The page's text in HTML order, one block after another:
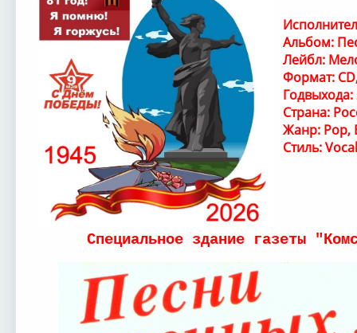
Альбом:
Лейбл:
Формат:
Годвыхода:
Страна:
Жанр: Pop,
Стиль: Vocal
Специальное здание газеты